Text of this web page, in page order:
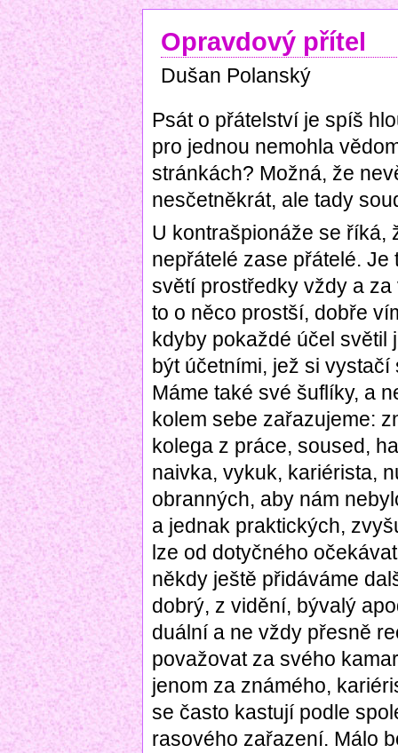
Opravdový přítel
Dušan Polanský
Psát o přátelství je spíš
pro jednou nemohla
stránkách? Možná, že
nesčetněkrát, ale tady
U kontrašpionáže se říká,
nepřátelé zase přátelé.
světí prostředky vždy a
to o něco prostší, dobře
kdyby pokaždé účel světil
být účetními, jež si
Máme také své šuflíky, a
kolem sebe zařazujeme:
kolega z práce, soused,
naivka, vykuk, kariérista,
obranných, aby nám
a jednak praktických,
lze od dotyčného
někdy ještě přidáváme
dobrý, z vidění, bývalý
duální a ne vždy přesně
považovat za svého
jenom za známého,
se často kastují podle
rasového zařazení. Málo